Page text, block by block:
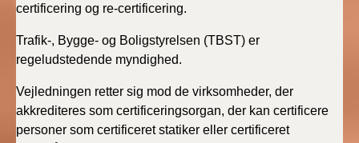
certificering og re-certificering.
Trafik-, Bygge- og Boligstyrelsen (TBST) er
regeludstedende myndighed.
Vejledningen retter sig mod de virksomheder, der
akkrediteres som certificeringsorgan, der kan certificere
personer som certificeret statiker eller certificeret